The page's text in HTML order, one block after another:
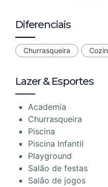
Diferenciais
Churrasqueira
Lazer & Esportes
Academia
Churrasqueira
Piscina
Piscina Infantil
Playground
Salão de festas
Salão de jogos